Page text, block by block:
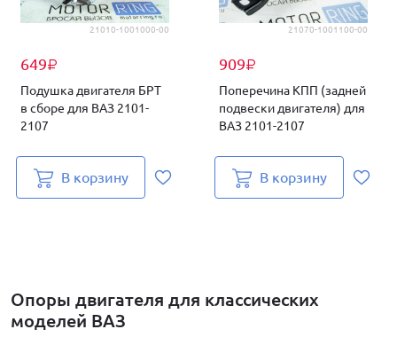
21010-1001000-00
649₽
Подушка двигателя БРТ
в сборе для ВАЗ 2101-
2107
В корзину
21070-1001100-00
909₽
Поперечина КПП (задней
подвески двигателя) для
ВАЗ 2101-2107
В корзину
Опоры двигателя для классических
моделей ВАЗ